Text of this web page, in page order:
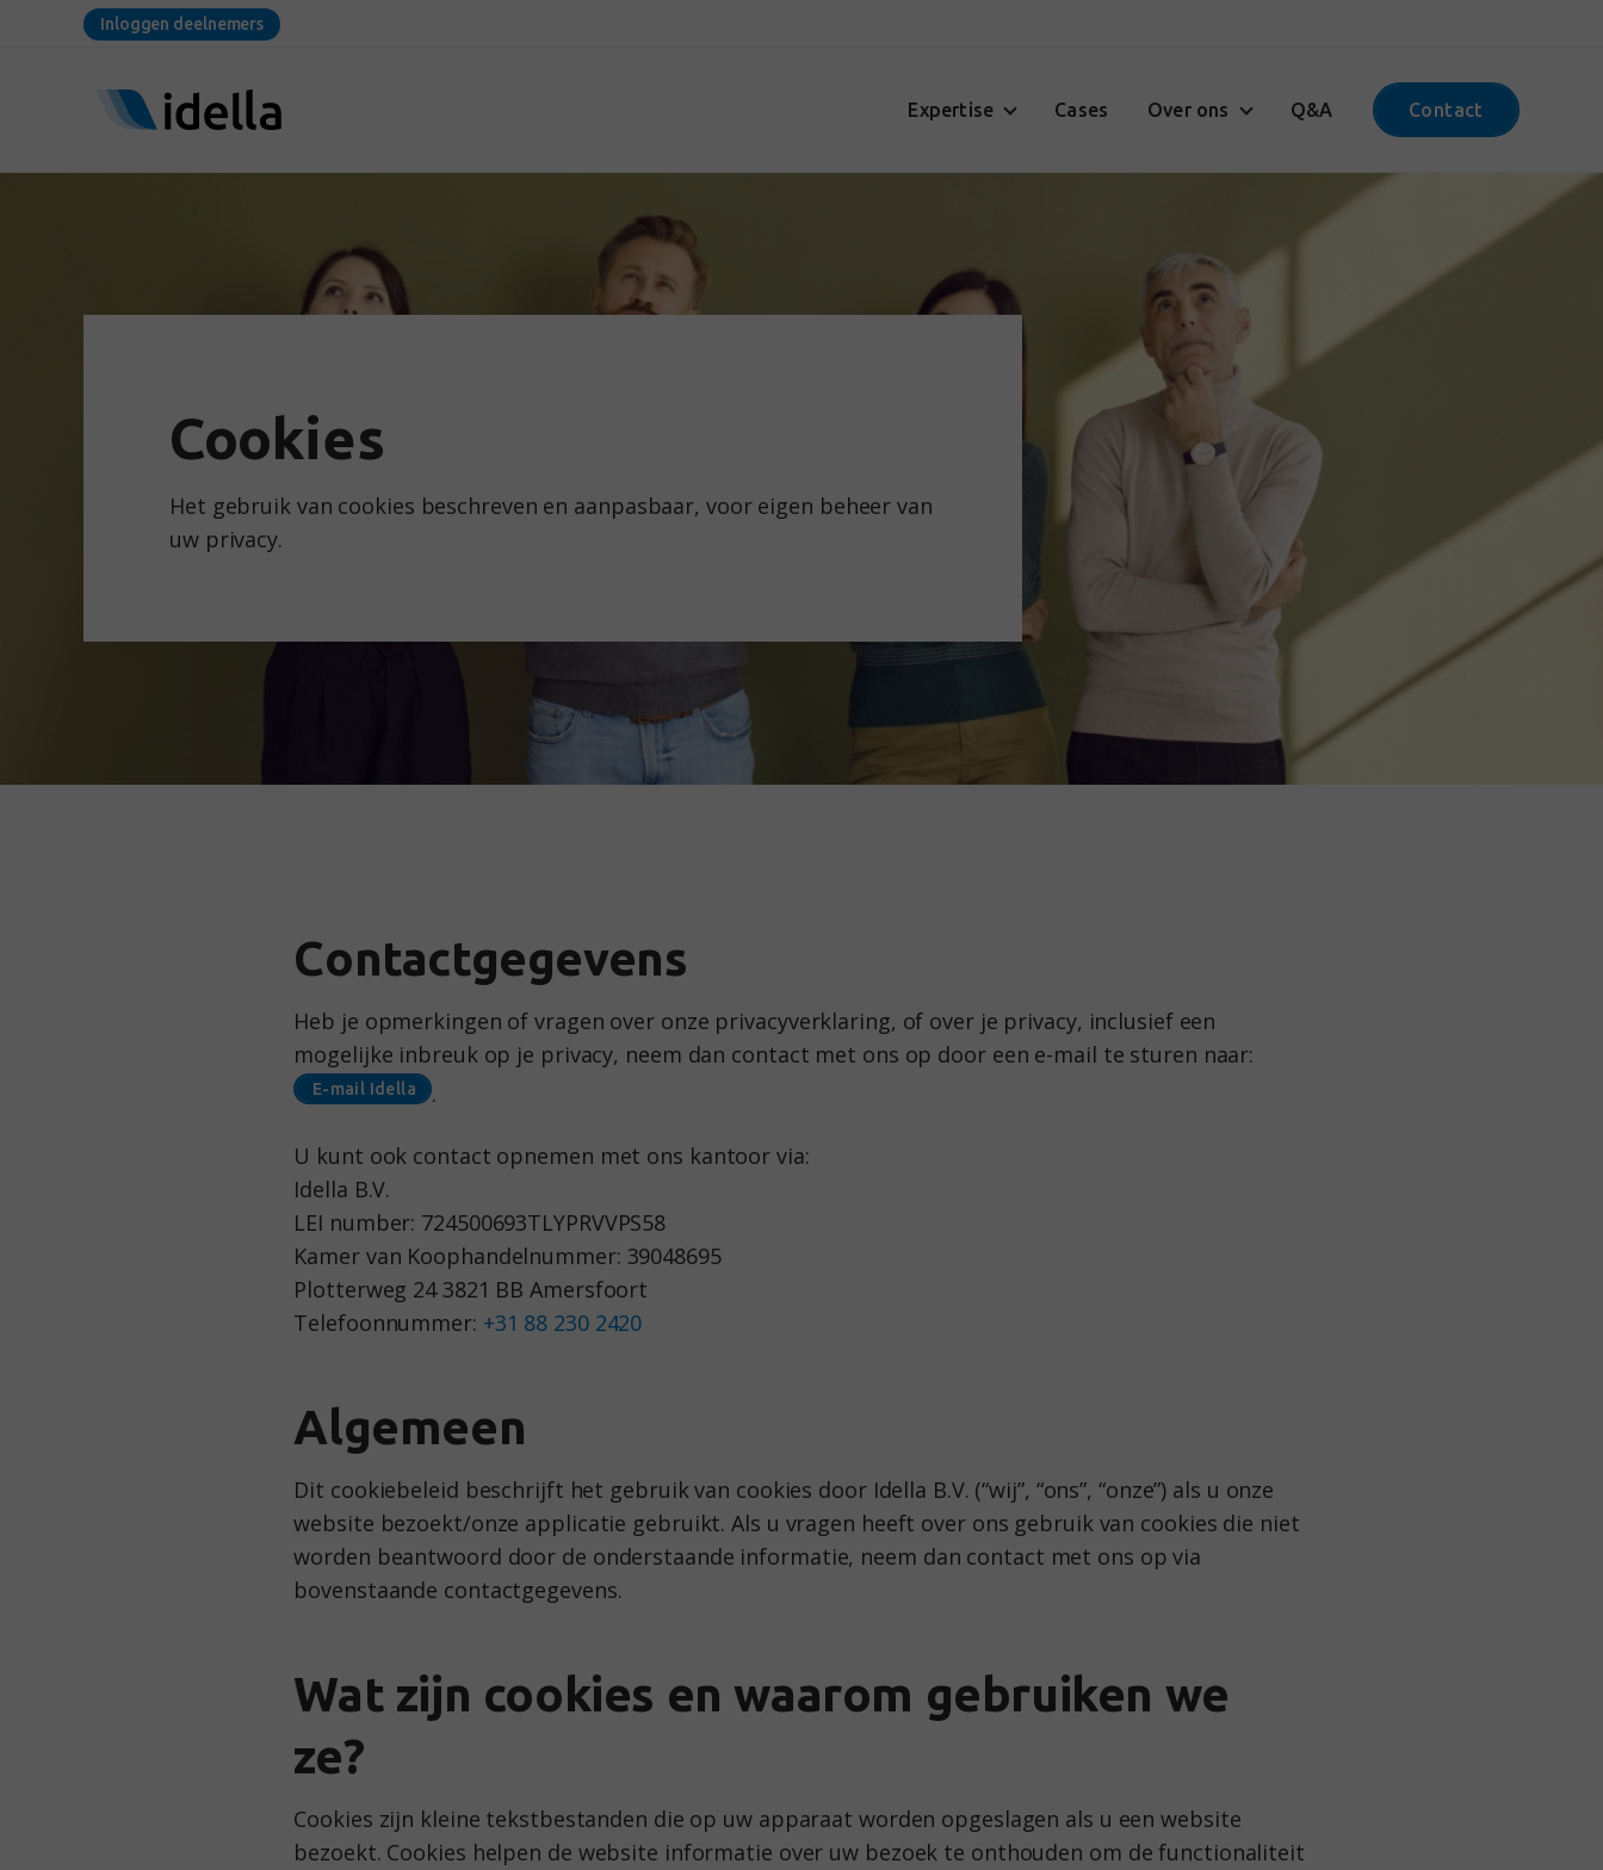
Inloggen deelnemers
Expertise Cases Over ons Q&A Contact
Cookies
Het gebruik van cookies beschreven en aanpasbaar, voor eigen beheer van
uw privacy.
Contactgegevens
Heb je opmerkingen of vragen over onze privacyverklaring, of over je privacy, inclusief een
mogelijke inbreuk op je privacy, neem dan contact met ons op door een e-mail te sturen naar:
.
U kunt ook contact opnemen met ons kantoor via:
Idella B.V.
LEI number: 724500693TLYPRVVPS58
Kamer van Koophandelnummer: 39048695
Plotterweg 24 3821 BB Amersfoort
Telefoonnummer: +31 88 230 2420
Algemeen
Dit cookiebeleid beschrijft het gebruik van cookies door Idella B.V. (“wij”, “ons”, “onze”) als u onze
website bezoekt/onze applicatie gebruikt. Als u vragen heeft over ons gebruik van cookies die niet
worden beantwoord door de onderstaande informatie, neem dan contact met ons op via
bovenstaande contactgegevens.
Wat zijn cookies en waarom gebruiken we
ze?
Cookies zijn kleine tekstbestanden die op uw apparaat worden opgeslagen als u een website
bezoekt. Cookies helpen de website informatie over uw bezoek te onthouden om de functionaliteit